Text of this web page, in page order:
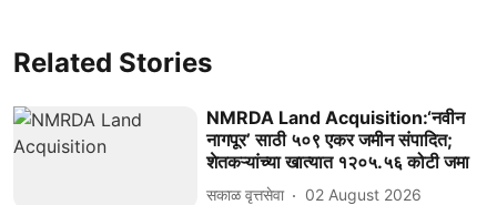
Related Stories
NMRDA Land Acquisition:‘नवीन
नागपूर’ साठी ५०९ एकर जमीन संपादित;
शेतकऱ्यांच्या खात्यात १२०५.५६ कोटी जमा
सकाळ वृत्तसेवा 02 August 2026